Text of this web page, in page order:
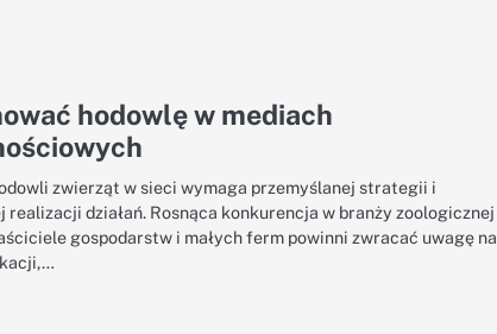
hodowlę w mediach
zwierząt w sieci wymaga przemyślanej strategii i
realizacji działań. Rosnąca konkurencja w branży zoologicznej
gospodarstw i małych ferm powinni zwracać uwagę na